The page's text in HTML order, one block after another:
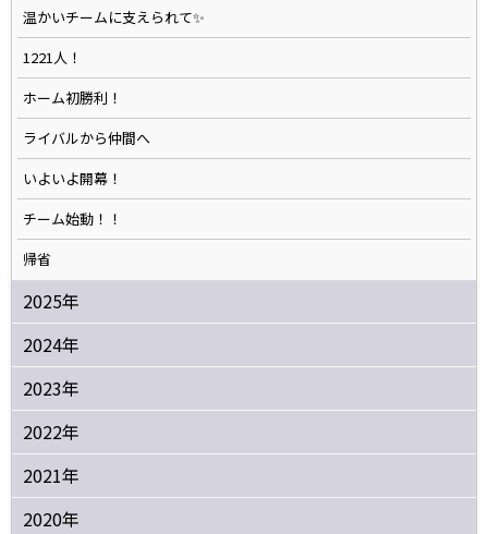
温かいチームに支えられて✨️
1221人！
ホーム初勝利！
ライバルから仲間へ
いよいよ開幕！
チーム始動！！
帰省
2025年
2024年
2023年
2022年
2021年
2020年